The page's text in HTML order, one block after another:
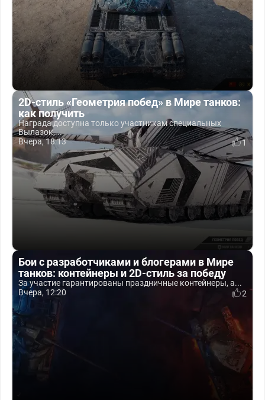
2D-стиль «Геометрия побед» в Мире танков:
как получить
Награда доступна только участникам специальных
Вылазок,...
Вчера, 18:13
1
Бои с разработчиками и блогерами в Мире
танков: контейнеры и 2D-стиль за победу
За участие гарантированы праздничные контейнеры, а...
Вчера, 12:20
2